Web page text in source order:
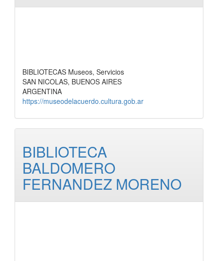
BIBLIOTECAS Museos, Servicios
SAN NICOLAS, BUENOS AIRES
ARGENTINA
https://museodelacuerdo.cultura.gob.ar
BIBLIOTECA
BALDOMERO
FERNANDEZ MORENO